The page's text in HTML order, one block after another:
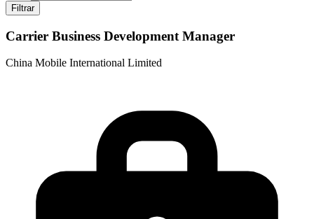
Carrier Business Development Manager
China Mobile International Limited